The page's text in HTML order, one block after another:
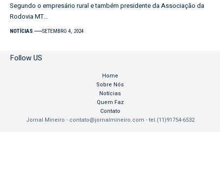
Segundo o empresário rural e também presidente da Associação da
Rodovia MT…
NOTÍCIAS SETEMBRO 4, 2024
Follow US
Jornal Mineiro - contato@jornalmineiro.com - tel.(11)91754-6532
Home
Sobre Nós
Notícias
Quem Faz
Contato